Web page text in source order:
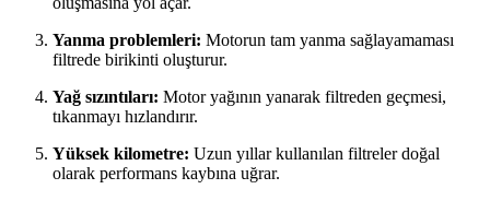
Yanma problemleri: Motorun tam yanma sağlayamaması
filtrede birikinti oluşturur.
Yağ sızıntıları: Motor yağının yanarak filtreden geçmesi,
tıkanmayı hızlandırır.
Yüksek kilometre: Uzun yıllar kullanılan filtreler doğal
olarak performans kaybına uğrar.